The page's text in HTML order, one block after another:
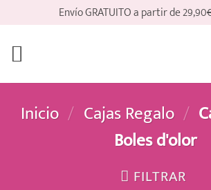
contenido
Envío GRATUITO a partir de
Inicio / Cajas Regalo /
Boles d'olor
FILTRAR